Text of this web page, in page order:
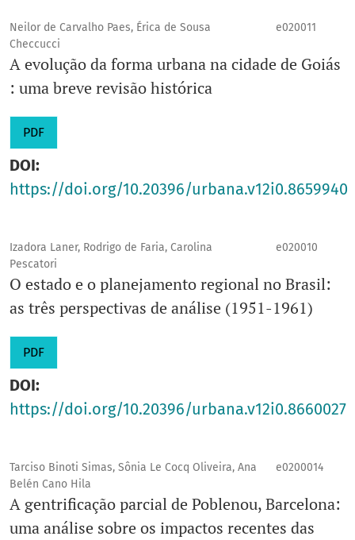
Neilor de Carvalho Paes, Érica de Sousa
Checcucci
e020011
A evolução da forma urbana na cidade de Goiás
: uma breve revisão histórica
PDF
DOI:
https://doi.org/10.20396/urbana.v12i0.8659940
Izadora Laner, Rodrigo de Faria, Carolina
Pescatori
e020010
O estado e o planejamento regional no Brasil:
as três perspectivas de análise (1951-1961)
PDF
DOI:
https://doi.org/10.20396/urbana.v12i0.8660027
Tarciso Binoti Simas, Sônia Le Cocq Oliveira, Ana
Belén Cano Hila
e0200014
A gentrificação parcial de Poblenou, Barcelona:
uma análise sobre os impactos recentes das